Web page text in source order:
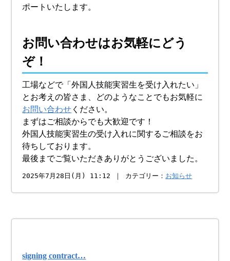
ポートいたします。
お問い合わせはお気軽にどう
ぞ！
工場などで「外国人技能実習生を受け入れたい」
とお考えの皆さま、どのようなことでもお気軽に
お問い合わせ ください。
まずはご相談からでも大歓迎です！
外国人技能実習生の受け入れに関するご相談をお
待ちしております。
最後までご覧いただきありがとうございました。
2025年7月28日(月) 11:12 ｜ カテゴリー： お知らせ
signing contract…